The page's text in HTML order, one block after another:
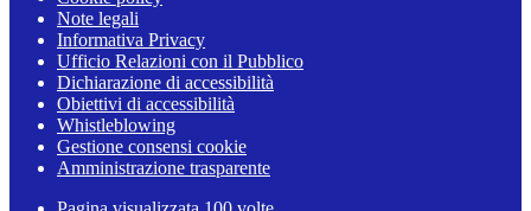
Note legali
Informativa Privacy
Ufficio Relazioni con il Pubblico
Dichiarazione di accessibilità
Obiettivi di accessibilità
Whistleblowing
Gestione consensi cookie
Amministrazione trasparente